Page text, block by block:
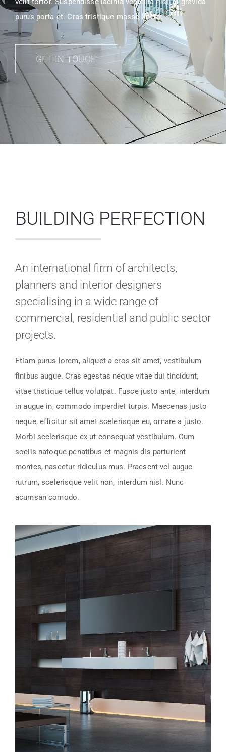
purus porta et. Cras tristique massa libero.
GET IN TOUCH
BUILDING PERFECTION
An international firm of architects,
planners and interior designers
specialising in a wide range of
commercial, residential and public sector
projects.
Etiam purus lorem, aliquet a eros sit amet, vestibulum
finibus augue. Cras egestas neque vitae dui tincidunt,
vitae tristique tellus volutpat. Fusce justo ante, interdum
in augue in, commodo imperdiet turpis. Maecenas justo
neque, efficitur sit amet scelerisque eu, ornare a justo.
Morbi scelerisque ex ut consequat vestibulum. Cum
sociis natoque penatibus et magnis dis parturient
montes, nascetur ridiculus mus. Praesent vel augue
rutrum, scelerisque velit non, interdum nisl. Nunc
acumsan comodo.